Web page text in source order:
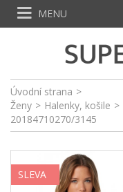
Úvodní strana >
Ženy > Halenky, košile >
20184710270/3145
SLEVA
MENU